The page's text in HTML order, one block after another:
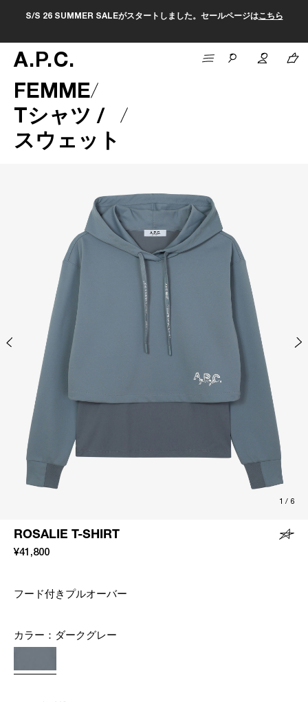
S/S 26 SUMMER SALEがスタートしました。セールページはこちら
A.P.C.
FEMME
Tシャツ /
スウェット
1 / 6
ROSALIE T-SHIRT
¥41,800
フード付きプルオーバー
カラー： ダークグレー